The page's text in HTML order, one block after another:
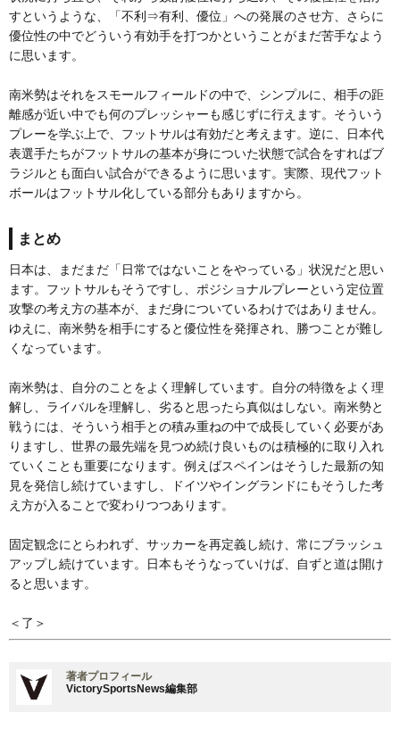
すというような、「不利⇒有利、優位」への発展のさせ方、さらに
優位性の中でどういう有効手を打つかということがまだ苦手なよう
に思います。
南米勢はそれをスモールフィールドの中で、シンプルに、相手の距
離感が近い中でも何のプレッシャーも感じずに行えます。そういう
プレーを学ぶ上で、フットサルは有効だと考えます。逆に、日本代
表選手たちがフットサルの基本が身についた状態で試合をすればブ
ラジルとも面白い試合ができるように思います。実際、現代フット
ボールはフットサル化している部分もありますから。
まとめ
日本は、まだまだ「日常ではないことをやっている」状況だと思い
ます。フットサルもそうですし、ポジショナルプレーという定位置
攻撃の考え方の基本が、まだ身についているわけではありません。
ゆえに、南米勢を相手にすると優位性を発揮され、勝つことが難し
くなっています。
南米勢は、自分のことをよく理解しています。自分の特徴をよく理
解し、ライバルを理解し、劣ると思ったら真似はしない。南米勢と
戦うには、そういう相手との積み重ねの中で成長していく必要があ
りますし、世界の最先端を見つめ続け良いものは積極的に取り入れ
ていくことも重要になります。例えばスペインはそうした最新の知
見を発信し続けていますし、ドイツやイングランドにもそうした考
え方が入ることで変わりつつあります。
固定観念にとらわれず、サッカーを再定義し続け、常にブラッシュ
アップし続けています。日本もそうなっていけば、自ずと道は開け
ると思います。
＜了＞
著者プロフィール
VictorySportsNews編集部